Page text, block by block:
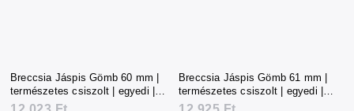
Breccsia Jáspis Gömb 60 mm |
természetes csiszolt | egyedi |
265 g | Kína
Breccsia Jáspis Gömb 61 mm |
természetes csiszolt | egyedi |
284 g | Kína